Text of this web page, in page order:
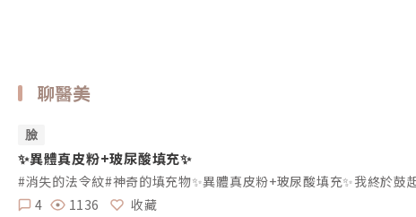
聊醫美
臉
✨異體真皮粉+玻尿酸填充✨
4
1136 收藏